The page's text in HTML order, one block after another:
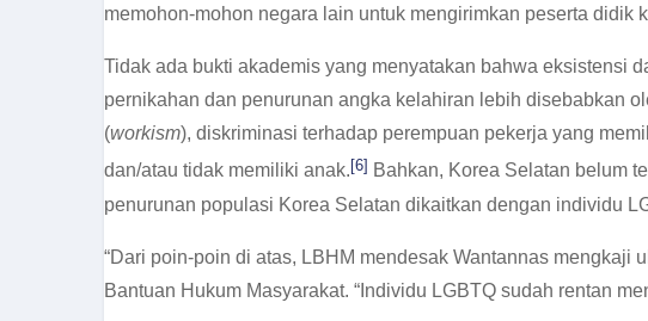
memohon-mohon negara lain untuk mengirimkan peserta didik
Tidak ada bukti akademis yang menyatakan bahwa eksistensi
pernikahan dan penurunan angka kelahiran lebih disebabkan
(workism), diskriminasi terhadap perempuan pekerja yang
dan/atau tidak memiliki anak.[6] Bahkan, Korea Selatan belum
penurunan populasi Korea Selatan dikaitkan dengan individu
“Dari poin-poin di atas, LBHM mendesak Wantannas mengkaji
Bantuan Hukum Masyarakat. “Individu LGBTQ sudah rentan